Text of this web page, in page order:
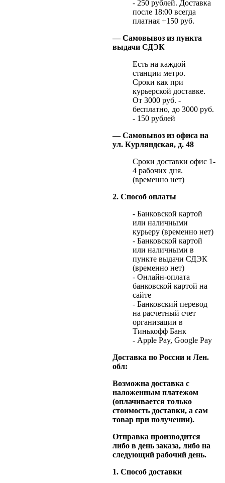
- 250 рублей. Доставка
после 18:00 всегда
платная +150 руб.
— Самовывоз из пункта
выдачи СДЭК
Есть на каждой
станции метро.
Сроки как при
курьерской доставке.
От 3000 руб. -
бесплатно, до 3000 руб.
- 150 рублей
— Самовывоз из офиса на
ул. Курляндская, д. 48
Сроки доставки офис 1-
4 рабочих дня.
(временно нет)
2. Способ оплаты
- Банковской картой
или наличными
курьеру (временно нет)
- Банковской картой
или наличными в
пункте выдачи СДЭК
(временно нет)
- Онлайн-оплата
банковской картой на
сайте
- Банковский перевод
на расчетный счет
организации в
Тинькофф Банк
- Apple Pay, Google Pay
Доставка по России и Лен.
обл:
Возможна доставка с
наложенным платежом
(оплачивается только
стоимость доставки, а сам
товар при получении).
Отправка производится
либо в день заказа, либо на
следующий рабочий день.
1. Способ доставки